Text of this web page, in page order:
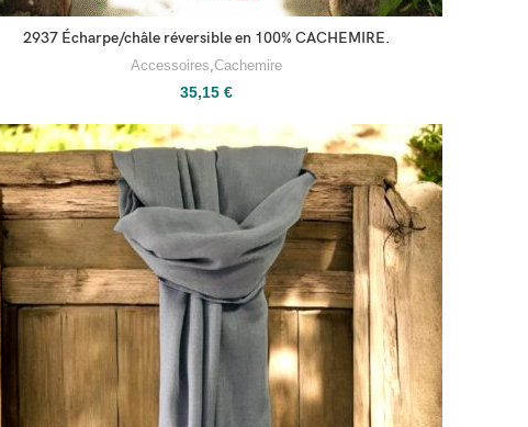
2937 Écharpe/châle réversible en 100% CACHEMIRE.
Accessoires,Cachemire
35,15€